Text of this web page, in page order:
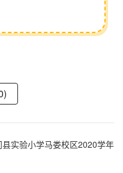
实验小学马娄校区2020学年